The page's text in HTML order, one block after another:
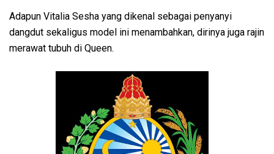
Adapun Vitalia Sesha yang dikenal sebagai penyanyi
dangdut sekaligus model ini menambahkan, dirinya juga rajin
merawat tubuh di Queen.